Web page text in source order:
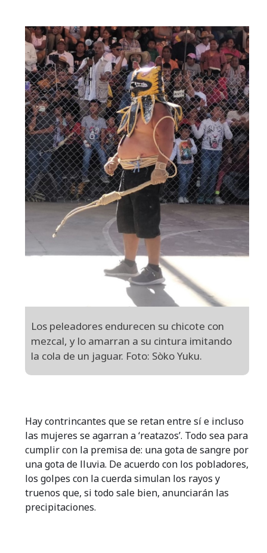
Los peleadores endurecen su chicote con
mezcal, y lo amarran a su cintura imitando
la cola de un jaguar. Foto: Sòko Yuku.
Hay contrincantes que se retan entre sí e incluso
las mujeres se agarran a ‘reatazos’. Todo sea para
cumplir con la premisa de: una gota de sangre por
una gota de lluvia. De acuerdo con los pobladores,
los golpes con la cuerda simulan los rayos y
truenos que, si todo sale bien, anunciarán las
precipitaciones.